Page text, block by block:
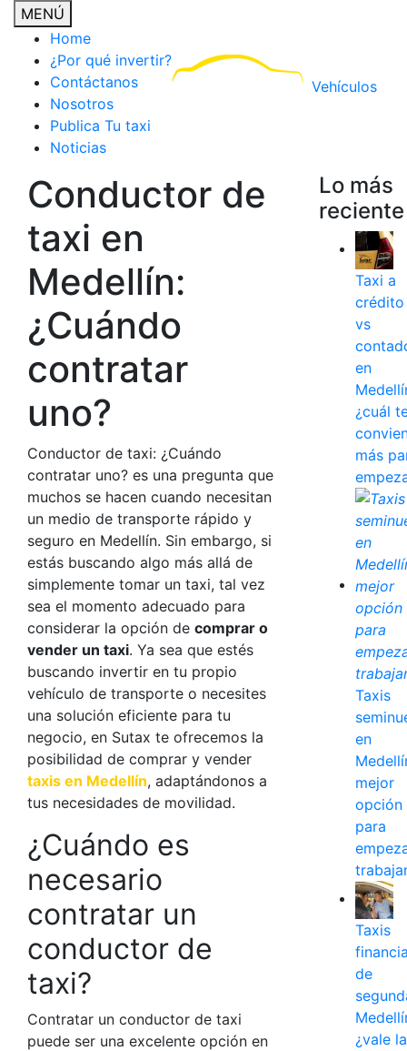
MENÚ
Home
¿Por qué invertir?
Contáctanos
Nosotros
Publica Tu taxi
Noticias
Vehículos
Conductor de
taxi en
Medellín:
¿Cuándo
contratar
uno?
Conductor de taxi: ¿Cuándo
contratar uno? es una pregunta que
muchos se hacen cuando necesitan
un medio de transporte rápido y
seguro en Medellín. Sin embargo, si
estás buscando algo más allá de
simplemente tomar un taxi, tal vez
sea el momento adecuado para
considerar la opción de comprar o
vender un taxi. Ya sea que estés
buscando invertir en tu propio
vehículo de transporte o necesites
una solución eficiente para tu
negocio, en Sutax te ofrecemos la
posibilidad de comprar y vender
taxis en Medellín, adaptándonos a
tus necesidades de movilidad.
¿Cuándo es
necesario
contratar un
conductor de
taxi?
Contratar un conductor de taxi
puede ser una excelente opción en
Lo más
reciente
Taxi a
crédito
vs
en
¿cuál
más
Taxis
en
mejor
opción
para
Taxis
de
¿vale la